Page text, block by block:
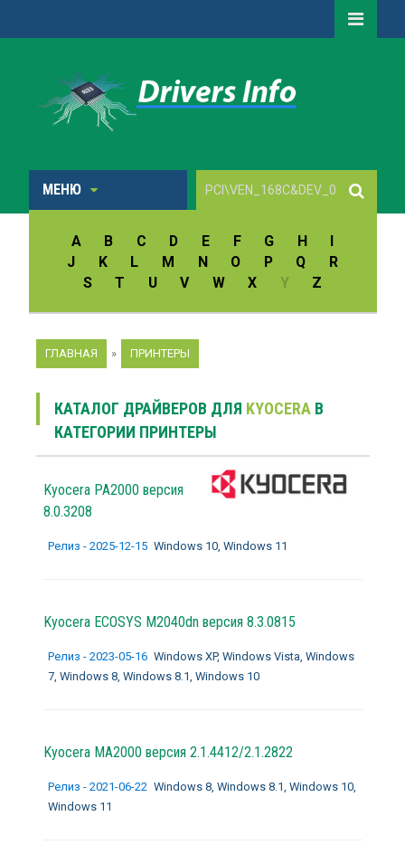
МЕНЮ
A B C D E F G H
I
J
K L M N O P Q
R
S
T U V W X Y Z
ГЛАВНАЯ » ПРИНТЕРЫ
КАТАЛОГ ДРАЙВЕРОВ ДЛЯ KYOCERAВ
КАТЕГОРИИ ПРИНТЕРЫ
Kyocera PA2000 версия
8.0.3208
Релиз - 2025-12-15 Windows 10, Windows 11
Kyocera ECOSYS M2040dn версия 8.3.0815
Релиз - 2023-05-16 Windows XP, Windows Vista, Windows
7, Windows 8, Windows 8.1, Windows 10
Kyocera MA2000 версия 2.1.4412/2.1.2822
Релиз - 2021-06-22 Windows 8, Windows 8.1, Windows 10,
Windows 11